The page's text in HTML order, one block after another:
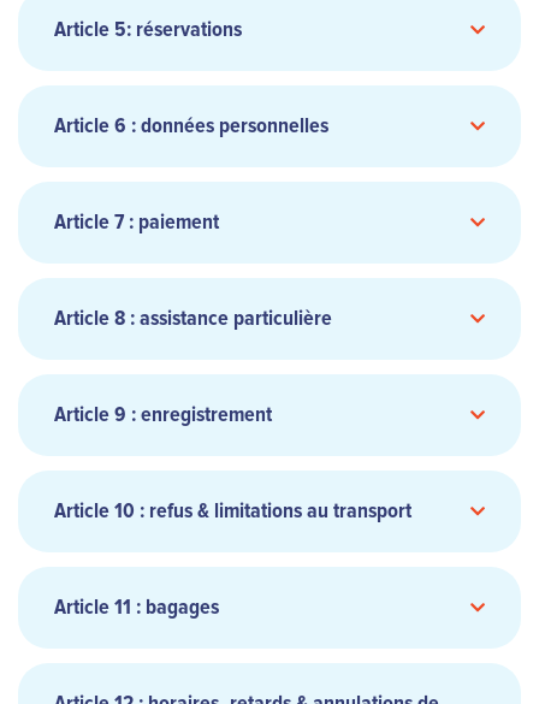
Article 5: réservations
www.aircalin.com
Article 6 : données personnelles
Article 7 : paiement
Visa, Mastercard, CB, American Express, JCB,
Discover et Diners. Le paiement en ligne ne
données transférées sur Internet, telles que les
détails de la carte de crédit, sont cryptées en
Article 8 : assistance particulière
Article 9 : enregistrement
Article 10 : refus & limitations au transport
Article 11 : bagages